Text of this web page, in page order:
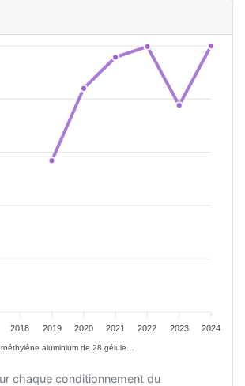
2018 2019 2020 2021 2022 2023 2024
aluminium de 28 gélule…
chaque conditionnement du